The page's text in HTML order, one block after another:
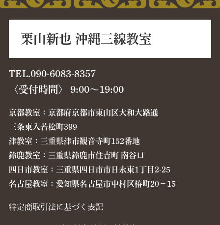
栗山新也 沖縄三線教室
TEL.090-6083-8357
〈受付時間〉 9:00〜19:00
京都教室：京都府京都市東山区大和大路通
三条東入若松町399
津教室：三重県津市観音寺町152番地
鈴鹿教室：三重県鈴鹿市住吉町 南谷口
四日市教室：三重県四日市市日永東1丁目2-25
名古屋教室：愛知県名古屋市中村区椿町20−15
特定商取引法に基づく表記